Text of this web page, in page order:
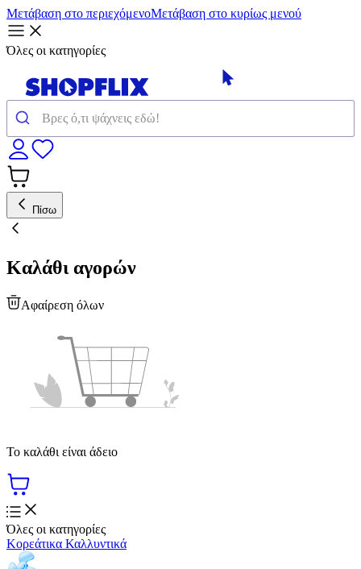
Μετάβαση στο περιεχόμενοΜετάβαση στο κυρίως μενού
Όλες οι κατηγορίες
Πίσω
Καλάθι αγορών
Αφαίρεση όλων
Το καλάθι είναι άδειο
Όλες οι κατηγορίες
Κορεάτικα Καλλυντικά